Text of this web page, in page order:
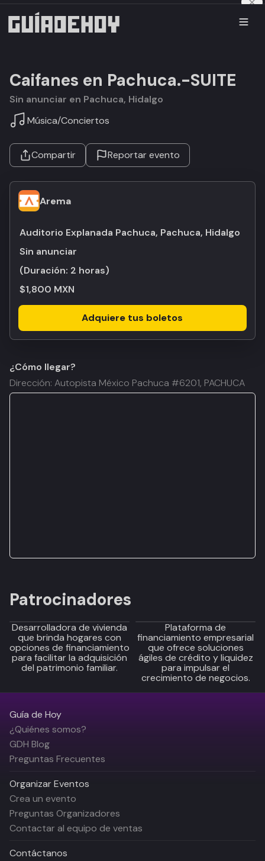
Caifanes en Pachuca.-SUITE
Sin anunciar en Pachuca, Hidalgo
Música/Conciertos
Compartir Reportar evento
Arema
Auditorio Explanada Pachuca, Pachuca, Hidalgo
Sin anunciar
(Duración: 2 horas)
$1,800 MXN
Adquiere tus boletos
¿Cómo llegar?
Dirección: Autopista México Pachuca #6201, PACHUCA
Patrocinadores
Desarrolladora de vivienda
que brinda hogares con
opciones de financiamiento
para facilitar la adquisición
del patrimonio familiar.
Plataforma de
financiamiento empresarial
que ofrece soluciones
ágiles de crédito y liquidez
para impulsar el
crecimiento de negocios.
Guía de Hoy
¿Quiénes somos?
GDH Blog
Preguntas Frecuentes
Organizar Eventos
Crea un evento
Preguntas Organizadores
Contactar al equipo de ventas
Contáctanos